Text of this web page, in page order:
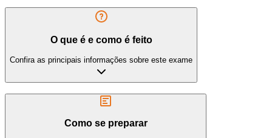
O que é e como é feito
Confira as principais informações sobre este exame
Como se preparar